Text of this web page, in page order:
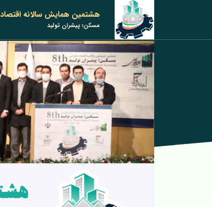
هشتمین همایش سالانه
مسکن؛ پیشران تولید